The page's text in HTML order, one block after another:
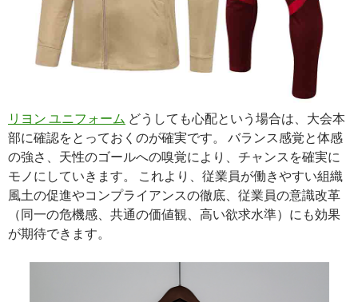
リヨン ユニフォーム どうしても心配という場合は、大会本
部に確認をとっておくのが確実です。 バランス感覚と体感
の強さ、天性のゴールへの嗅覚により、チャンスを確実に
モノにしていきます。 これより、従業員が働きやすい組織
風土の促進やコンプライアンスの徹底、従業員の意識改革
（同一の危機感、共通の価値観、高い欲求水準）にも効果
が期待できます。